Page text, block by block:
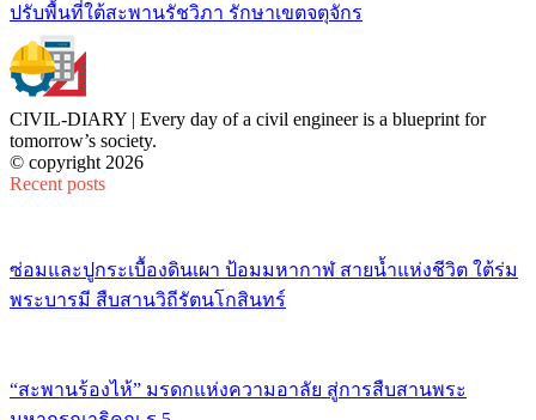
ปรับพื้นที่ใต้สะพานรัชวิภา รักษาเขตจตุจักร
CIVIL-DIARY | Every day of a civil engineer is a blueprint for
tomorrow’s society.
© copyright 2026
Recent posts
ซ่อมและปูกระเบื้องดินเผา ป้อมมหากาฬ สายน้ำแห่งชีวิต ใต้ร่ม
พระบารมี สืบสานวิถีรัตนโกสินทร์
“สะพานร้องไห้” มรดกแห่งความอาลัย สู่การสืบสานพระ